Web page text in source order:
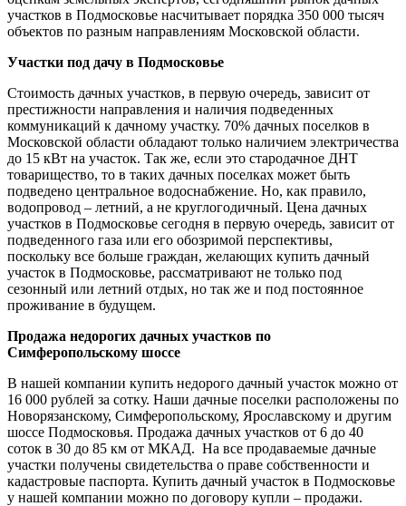
участков в Подмосковье насчитывает порядка 350 000 тысяч
объектов по разным направлениям Московской области.
Участки под дачу в Подмосковье
Стоимость дачных участков, в первую очередь, зависит от
престижности направления и наличия подведенных
коммуникаций к дачному участку. 70% дачных поселков в
Московской области обладают только наличием электричества
до 15 кВт на участок. Так же, если это стародачное ДНТ
товарищество, то в таких дачных поселках может быть
подведено центральное водоснабжение. Но, как правило,
водопровод – летний, а не круглогодичный. Цена дачных
участков в Подмосковье сегодня в первую очередь, зависит от
подведенного газа или его обозримой перспективы,
поскольку все больше граждан, желающих купить дачный
участок в Подмосковье, рассматривают не только под
сезонный или летний отдых, но так же и под постоянное
проживание в будущем.
Продажа недорогих дачных участков по
Симферопольскому шоссе
В нашей компании купить недорого дачный участок можно от
16 000 рублей за сотку. Наши дачные поселки расположены по
Новорязанскому, Симферопольскому, Ярославскому и другим
шоссе Подмосковья. Продажа дачных участков от 6 до 40
соток в 30 до 85 км от МКАД. На все продаваемые дачные
участки получены свидетельства о праве собственности и
кадастровые паспорта. Купить дачный участок в Подмосковье
у нашей компании можно по договору купли – продажи.